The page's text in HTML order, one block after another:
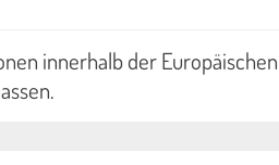
innerhalb der